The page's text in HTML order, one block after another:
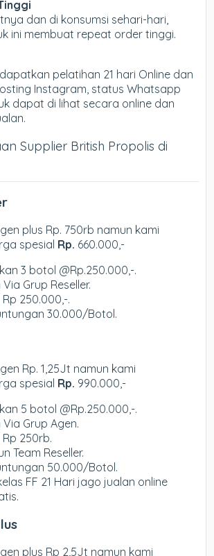
dan di konsumsi sehari-hari,
ini membuat repeat order tinggi.
pelatihan 21 hari Online dan
Instagram, status Whatsapp
dapat di lihat secara online dan
Supplier British Propolis di
plus Rp. 750rb namun kami
spesial Rp. 660.000,-
3 botol @Rp.250.000,-.
Grup Reseller.
250.000,-.
30.000/Botol.
Rp. 1,25Jt namun kami
spesial Rp. 990.000,-
5 botol @Rp.250.000,-.
Grup Agen.
250rb.
Team Reseller.
50.000/Botol.
FF 21 Hari jago jualan online
plus Rp 2,5Jt namun kami